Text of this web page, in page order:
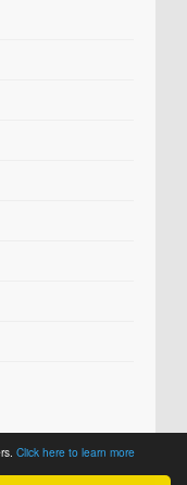
Click here to learn more
.